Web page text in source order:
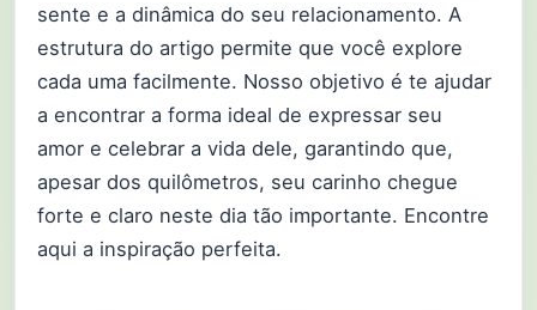
sente e a dinâmica do seu relacionamento. A
estrutura do artigo permite que você explore
cada uma facilmente. Nosso objetivo é te ajudar
a encontrar a forma ideal de expressar seu
amor e celebrar a vida dele, garantindo que,
apesar dos quilômetros, seu carinho chegue
forte e claro neste dia tão importante. Encontre
aqui a inspiração perfeita.